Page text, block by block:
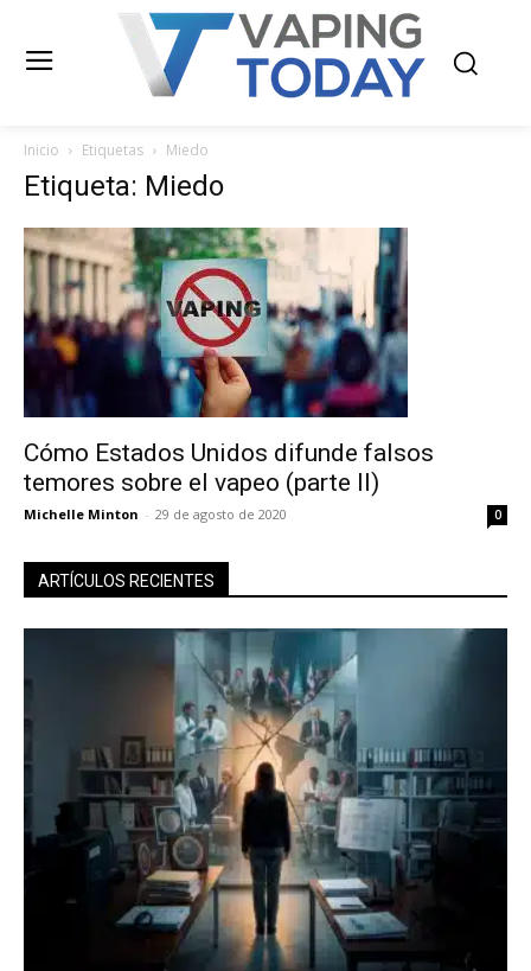
Inicio Etiquetas Miedo
Etiqueta: Miedo
Cómo Estados Unidos difunde falsos
temores sobre el vapeo (parte II)
Michelle Minton - 29 de agosto de 2020 0
ARTÍCULOS RECIENTES